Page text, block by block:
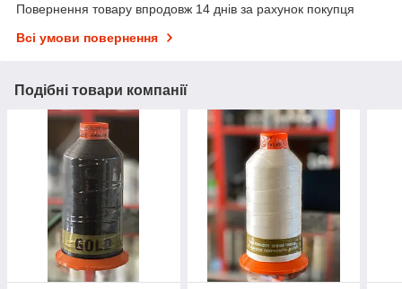
Повернення товару впродовж 14 днів за рахунок покупця
Всі умови повернення
Подібні товари компанії